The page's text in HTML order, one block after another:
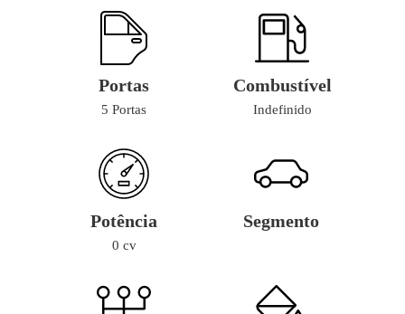
Portas
5 Portas
Combustível
Indefinido
Potência
0 cv
Segmento